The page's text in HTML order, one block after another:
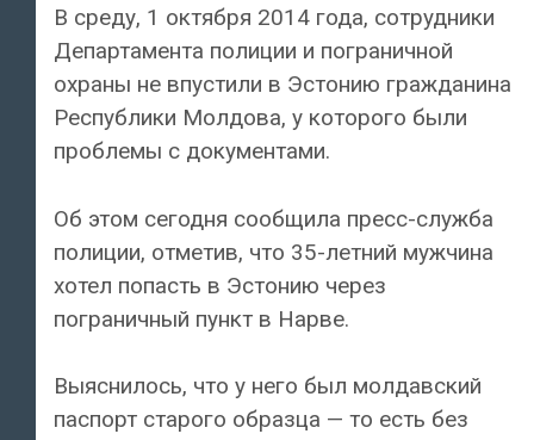
В среду, 1 октября 2014 года, сотрудники
Департамента полиции и пограничной
охраны не впустили в Эстонию гражданина
Республики Молдова, у которого были
проблемы с документами.
Об этом сегодня сообщила пресс-служба
полиции, отметив, что 35-летний мужчина
хотел попасть в Эстонию через
пограничный пункт в Нарве.
Выяснилось, что у него был молдавский
паспорт старого образца — то есть без